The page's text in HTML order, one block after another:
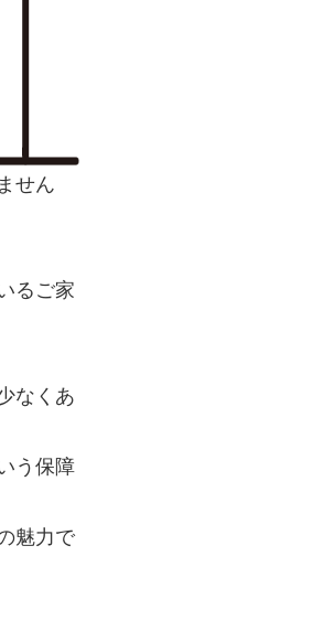
せん
るご家
なくあ
う保障
魅力で